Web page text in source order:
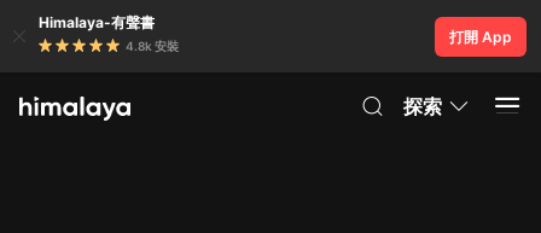
Himalaya-有聲書
4.8k 安裝
打開 App
探索